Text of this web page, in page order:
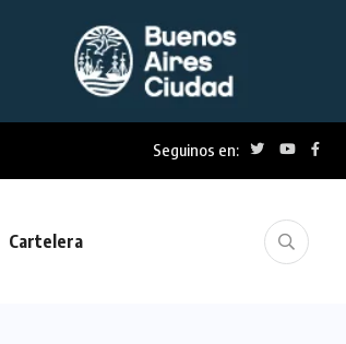
Seguinos en:
Cartelera